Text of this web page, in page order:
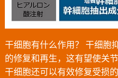
干细胞有什么作用？ 干细胞
的修复和再生，这有望使关
干细胞还可以有效修复受损